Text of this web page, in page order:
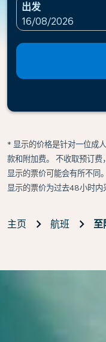
出发
fc-booking-
16/08/2026
* 显示的价格是针对一位成
款和附加费。 不收取预订费
显示的票价可能会有所不同
显示的票价为过去48小时内
主页 航班 至